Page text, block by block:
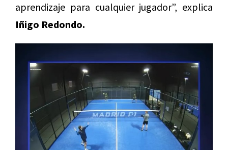
aprendizaje para cualquier jugador”, explica
Iñigo Redondo.